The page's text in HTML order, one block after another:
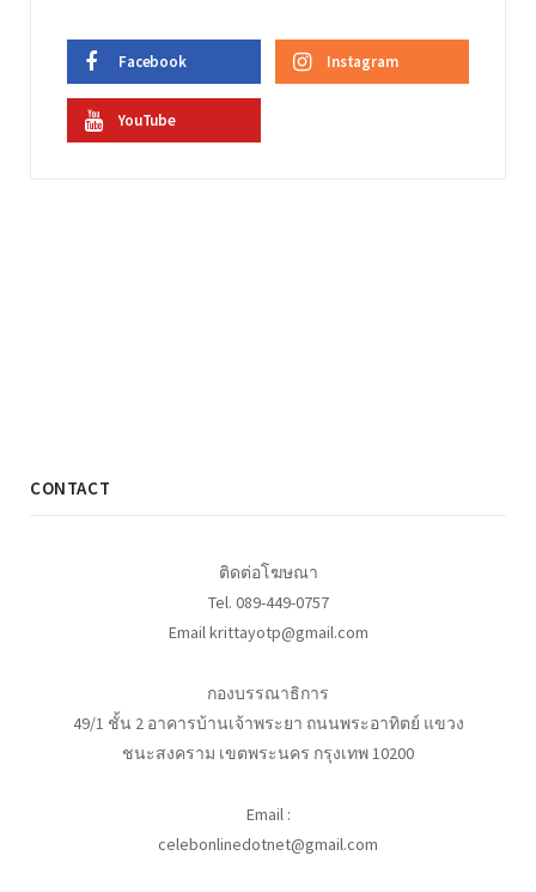
Facebook Instagram
YouTube
CONTACT
ติดต่อโฆษณา
Tel. 089-449-0757
Email krittayotp@gmail.com
กองบรรณาธิการ
49/1 ชั้น 2 อาคารบ้านเจ้าพระยา ถนนพระอาทิตย์ แขวง
ชนะสงคราม เขตพระนคร กรุงเทพ 10200
Email :
celebonlinedotnet@gmail.com